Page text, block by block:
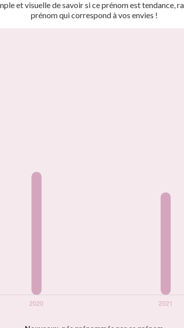
et visuelle de savoir si ce prénom est tendance,
prénom qui correspond à vos envies !